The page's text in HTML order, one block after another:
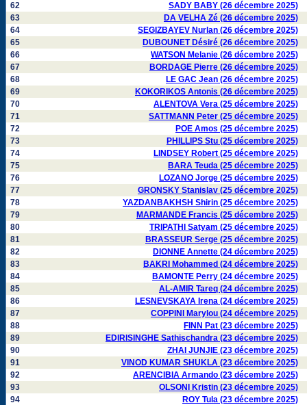
62
SADY BABY (26 décembre 2025)
63
DA VELHA Zé (26 décembre 2025)
64
SEGIZBAYEV Nurlan (26 décembre 2025)
65
DUBOUNET Désiré (26 décembre 2025)
66
WATSON Melanie (26 décembre 2025)
67
BORDAGE Pierre (26 décembre 2025)
68
LE GAC Jean (26 décembre 2025)
69
KOKORIKOS Antonis (26 décembre 2025)
70
ALENTOVA Vera (25 décembre 2025)
71
SATTMANN Peter (25 décembre 2025)
72
POE Amos (25 décembre 2025)
73
PHILLIPS Stu (25 décembre 2025)
74
LINDSEY Robert (25 décembre 2025)
75
BARA Teuda (25 décembre 2025)
76
LOZANO Jorge (25 décembre 2025)
77
GRONSKY Stanislav (25 décembre 2025)
78
YAZDANBAKHSH Shirin (25 décembre 2025)
79
MARMANDE Francis (25 décembre 2025)
80
TRIPATHI Satyam (25 décembre 2025)
81
BRASSEUR Serge (25 décembre 2025)
82
DIONNE Annette (24 décembre 2025)
83
BAKRI Mohammed (24 décembre 2025)
84
BAMONTE Perry (24 décembre 2025)
85
AL-AMIR Tareq (24 décembre 2025)
86
LESNEVSKAYA Irena (24 décembre 2025)
87
COPPINI Marylou (24 décembre 2025)
88
FINN Pat (23 décembre 2025)
89
EDIRISINGHE Sathischandra (23 décembre 2025)
90
ZHAI JUNJIE (23 décembre 2025)
91
VINOD KUMAR SHUKLA (23 décembre 2025)
92
ARENCIBIA Armando (23 décembre 2025)
93
OLSONI Kristin (23 décembre 2025)
94
ROY Tula (23 décembre 2025)